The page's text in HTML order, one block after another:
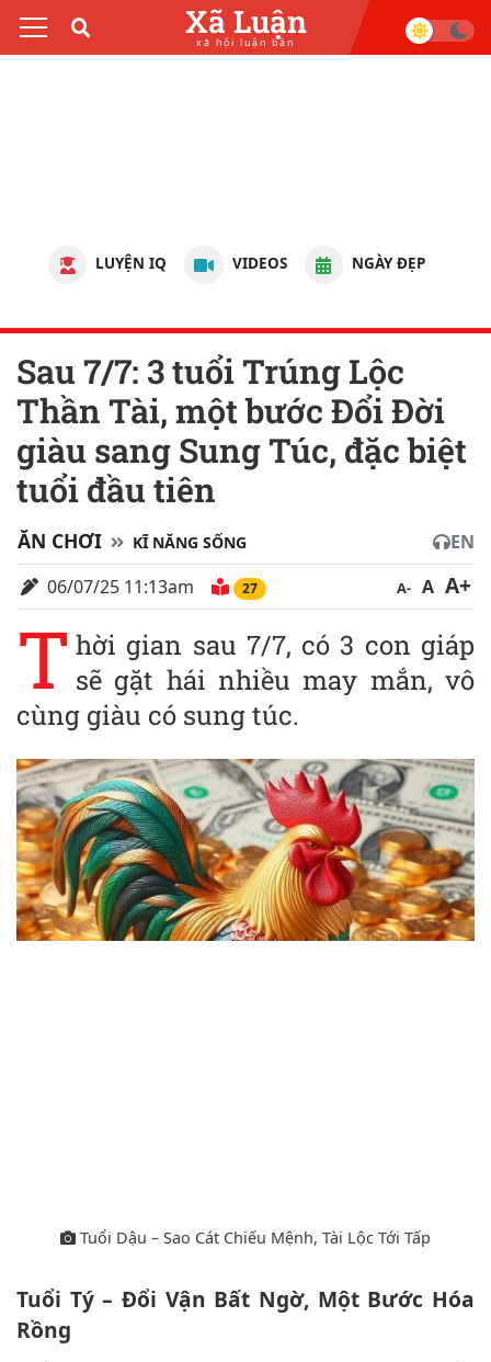
Xã Luận
xã hội luận bàn
LUYỆN IQ VIDEOS NGÀY ĐẸP
Sau 7/7: 3 tuổi Trúng Lộc
Thần Tài, một bước Đổi Đời
giàu sang Sung Túc, đặc biệt
tuổi đầu tiên
ĂN CHƠI KĨ NĂNG SỐNG
EN
06/07/25 11:13am
27 A- A A+
T hời gian sau 7/7, có 3 con giáp
sẽ gặt hái nhiều may mắn, vô
cùng giàu có sung túc.
Tuổi Dậu – Sao Cát Chiếu Mệnh, Tài Lộc Tới Tấp
Tuổi Tý – Đổi Vận Bất Ngờ, Một Bước Hóa
Rồng